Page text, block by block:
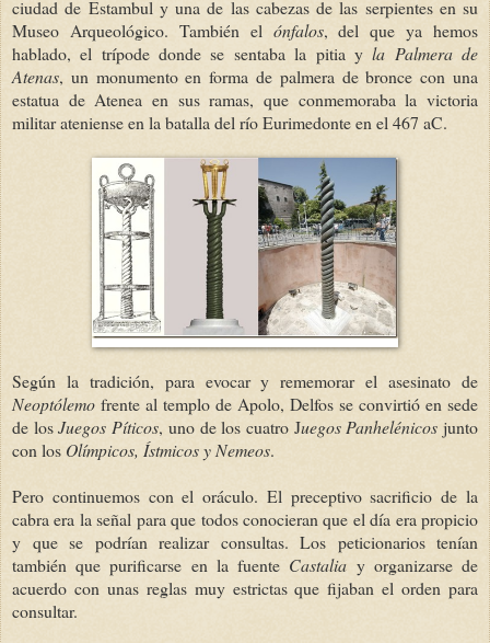
ciudad de Estambul y una de las cabezas de las serpientes en su
Museo Arqueológico. También el ónfalos, del que ya hemos
hablado, el trípode donde se sentaba la pitia yla Palmera de
Atenas, un monumento en forma de palmera de bronce con una
estatua de Atenea en sus ramas, que conmemoraba la victoria
militar ateniense en la batalla del río Eurimedonte en el 467 aC.
Según la tradición, para evocar y rememorar el asesinato de
Neoptólemo frente al templo de Apolo, Delfos se convirtió en sede
de losJuegos Píticos, uno de los cuatro Juegos Panhelénicos junto
con los Olímpicos, Ístmicos y Nemeos.
Pero continuemos con el oráculo. El preceptivo sacrificio de la
cabra era la señal para que todos conocieran que el día era propicio
y que se podrían realizar consultas. Los peticionarios tenían
también que purificarse en la fuente Castalia y organizarse de
acuerdo con unas reglas muy estrictas que fijaban el orden para
consultar.